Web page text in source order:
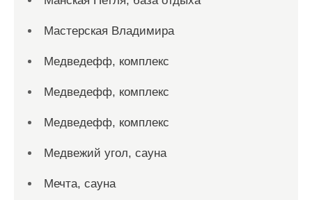
Мастерская Владимира
Медведефф, комплекс
Медведефф, комплекс
Медведефф, комплекс
Медвежий угол, сауна
Мечта, сауна